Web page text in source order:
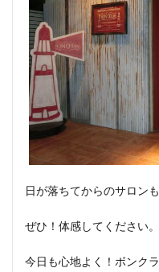
日が落ちてからのサロン
ぜひ！体感してください。
今日も心地よく！ボンク